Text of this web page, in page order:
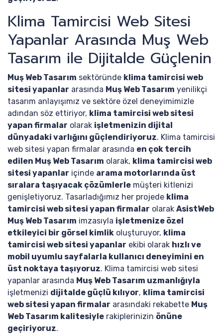
Klima Tamircisi Web Sitesi
Yapanlar Arasında Muş Web
Tasarım ile Dijitalde Güçlenin
Muş Web Tasarım sektöründe klima tamircisi web
sitesi yapanlar arasında Muş Web Tasarım yenilikçi
tasarım anlayışımız ve sektöre özel deneyimimizle
adından söz ettiriyor, klima tamircisi web sitesi
yapan firmalar olarak işletmenizin dijital
dünyadaki varlığını güçlendiriyoruz. Klima tamircisi
web sitesi yapan firmalar arasında en çok tercih
edilen Muş Web Tasarım olarak, klima tamircisi web
sitesi yapanlar içinde arama motorlarında üst
sıralara taşıyacak çözümlerle müşteri kitlenizi
genişletiyoruz. Tasarladığımız her projede klima
tamircisi web sitesi yapan firmalar olarak AsistWeb
Muş Web Tasarım imzasıyla işletmenize özel
etkileyici bir görsel kimlik oluşturuyor, klima
tamircisi web sitesi yapanlar ekibi olarak hızlı ve
mobil uyumlu sayfalarla kullanıcı deneyimini en
üst noktaya taşıyoruz. Klima tamircisi web sitesi
yapanlar arasında Muş Web Tasarım uzmanlığıyla
işletmenizi dijitalde güçlü kılıyor, klima tamircisi
web sitesi yapan firmalar arasındaki rekabette Muş
Web Tasarım kalitesiyle rakiplerinizin önüne
geçiriyoruz.